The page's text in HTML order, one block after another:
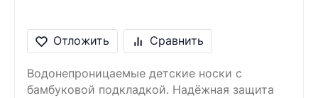
Отложить Сравнить
Водонепроницаемые детские носки с
бамбуковой подкладкой. Надёжная защита